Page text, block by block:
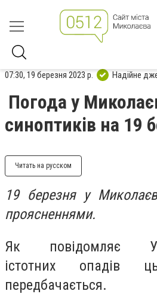
07:30, 19 березня 2023 р. Надійне
Погода у
синоптиків на 19
Читать на русском
19 березня у
проясненнями.
Як повідомляє
істотних опадів
передбачається.